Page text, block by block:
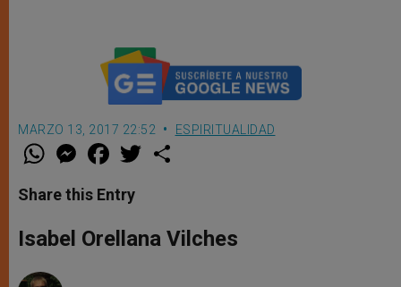
MARZO 13, 2017 22:52 ESPIRITUALIDAD
W
t
s
p
p
M
e
s
e
g
e
F
a
e
b
o
k
w
r
Share this Entry
Isabel Orellana Vilches